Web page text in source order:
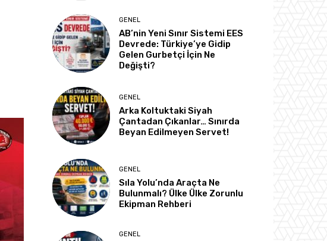
GENEL
AB’nin Yeni Sınır Sistemi EES
Devrede: Türkiye’ye Gidip
Gelen Gurbetçi İçin Ne
Değişti?
GENEL
Arka Koltuktaki Siyah
Çantadan Çıkanlar… Sınırda
Beyan Edilmeyen Servet!
GENEL
Sıla Yolu’nda Araçta Ne
Bulunmalı? Ülke Ülke Zorunlu
Ekipman Rehberi
GENEL